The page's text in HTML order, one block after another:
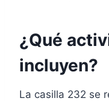
¿Qué
incluyen?
La casilla 232 se